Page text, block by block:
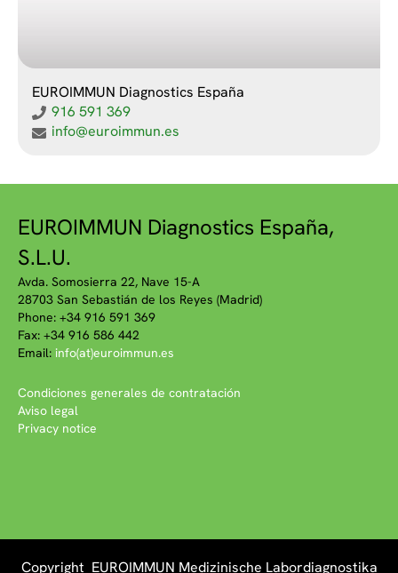
EUROIMMUN Diagnostics España
916 591 369
info@euroimmun.es
EUROIMMUN Diagnostics España,
S.L.U.
Avda. Somosierra 22, Nave 15-A
28703 San Sebastián de los Reyes (Madrid)
Phone: +34 916 591 369
Fax: +34 916 586 442
Email: info(at)euroimmun.es
Condiciones generales de contratación
Aviso legal
Privacy notice
Copyright EUROIMMUN Medizinische Labordiagnostika